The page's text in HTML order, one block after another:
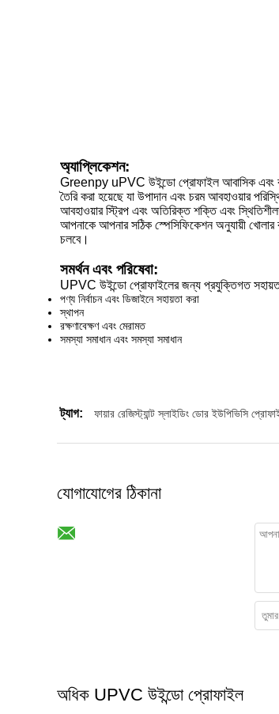
অ্যাপ্লিকেশন:
Greenpy uPVC উইন্ডো প্রোফাইল আবাসিক এবং
তৈরি করা হয়েছে যা উপাদান এবং চরম আবহাওয়ার
আবহাওয়ার স্ট্রিপ এবং অতিরিক্ত শক্তি এবং
আপনাকে আপনার সঠিক স্পেসিফিকেশন অনুযায়ী
চলবে।
সমর্থন এবং পরিষেবা:
UPVC উইন্ডো প্রোফাইলের জন্য প্রযুক্তিগত সহায়তা
পণ্য নির্বাচন এবং ডিজাইনে সহায়তা করা
স্থাপন
রক্ষণাবেক্ষণ এবং মেরামত
সমস্যা সমাধান এবং সমস্যা সমাধান
ট্যাগ: ফায়ার রেজিস্ট্যান্ট স্লাইডিং ডোর ইউপিভিসি
যোগাযোগের ঠিকানা
অধিক UPVC উইন্ডো প্রোফাইল